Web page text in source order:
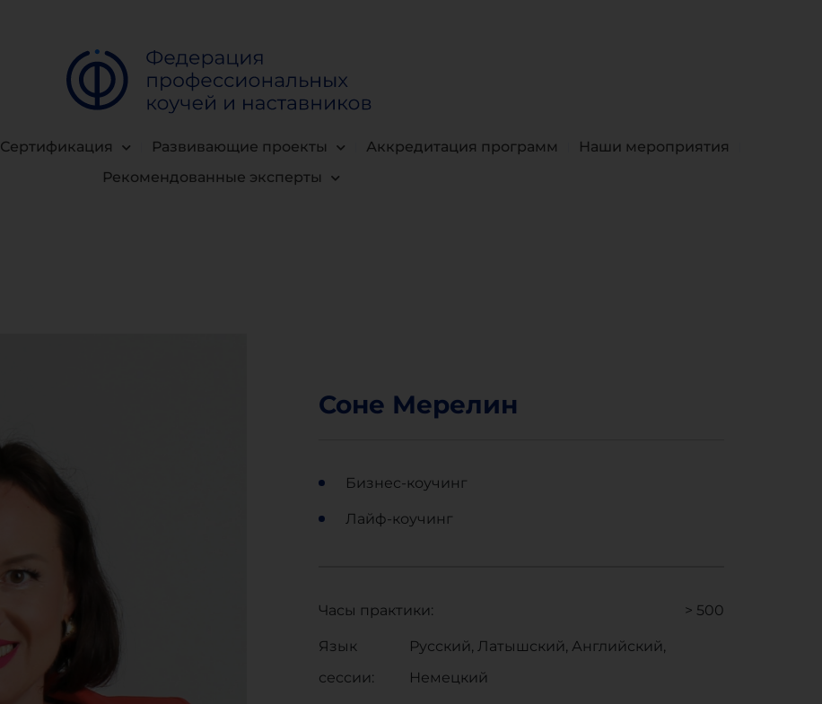
Сертификация Развивающие проекты Аккредитация программ
Наши мероприятия
Рекомендованные эксперты
Соне Мерелин
Бизнес-коучинг
Лайф-коучинг
Часы практики: > 500
Язык
сессии:
Русский, Латышский, Английский,
Немецкий